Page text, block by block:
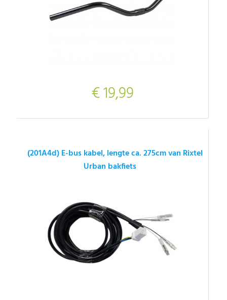
€ 19,99
(201A4d) E-bus kabel, lengte ca. 275cm van Rixtel
Urban bakfiets